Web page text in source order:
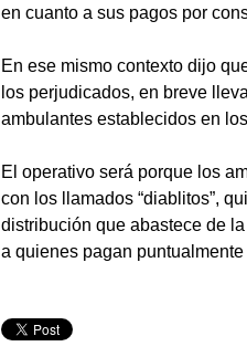
en cuanto a sus pagos por
En ese mismo contexto dijo
los perjudicados, en breve
ambulantes establecidos en
El operativo será porque los
con los llamados “diablitos”,
distribución que abastece de
a quienes pagan